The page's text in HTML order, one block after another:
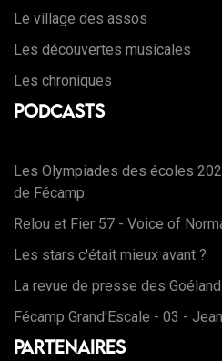
Le village des assos
Les découvertes musicales
Les chroniques
Podcasts
Les Olympiades des écoles
de Fécamp
Relou et Fier 57 - Voice of
Les stars c'était mieux avant ?
La revue de presse des
Fécamp Grand'Escale - 03 -
Partenaires